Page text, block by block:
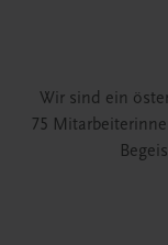
Wir sind ein
75